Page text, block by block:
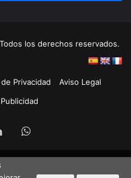
los derechos reservados.
Privacidad
Aviso Legal
Publicidad
LinkedInWhatsApp